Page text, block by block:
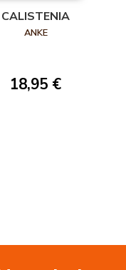
CALISTENIA
ANKE
18,95 €